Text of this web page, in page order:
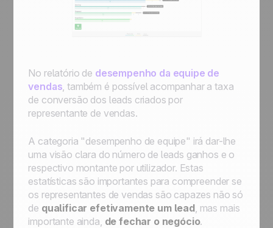
No relatório de desempenho da equipe de
vendas , também é possível acompanhar a taxa
de conversão dos leads criados por
representante de vendas.
A categoria "desempenho de equipe" irá dar-lhe
uma visão clara do número de leads ganhos e o
respectivo montante por utilizador. Estas
estatísticas são importantes para compreender se
os representantes de vendas são capazes não só
de qualificar efetivamente um lead, mas mais
importante ainda, de fechar o negócio.